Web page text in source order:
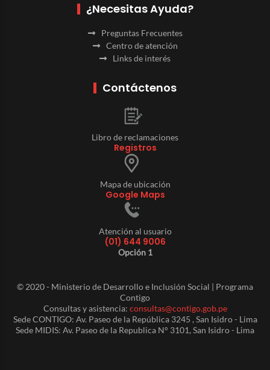
¿Necesitas Ayuda?
Preguntas Frecuentes
Centro de atención
Links de interés
Contáctenos
Libro de reclamaciones
Registros
Mapa de ubicación
Google Maps
Atención al usuario
(01) 644 9006
Opción 1
© 2020 - Ministerio de Desarrollo e Inclusión Social | Programa
Contigo
Consultas y asistencia: consultas@contigo.gob.pe
Sede CONTIGO: Av. Paseo de la República 3245 , San Isidro - Lima
Sede MIDIS: Av. Paseo de la Republica N° 3101, San Isidro - Lima